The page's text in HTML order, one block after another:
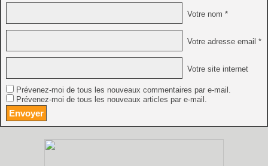
Votre nom *
Votre adresse email *
Votre site internet
Prévenez-moi de tous les nouveaux commentaires par e-mail.
Prévenez-moi de tous les nouveaux articles par e-mail.